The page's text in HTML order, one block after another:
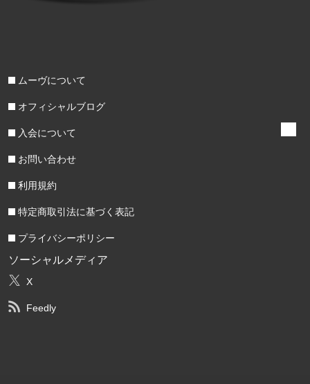
ムーヴについて
オフィシャルブログ
入会について
お問い合わせ
利用規約
特定商取引法に基づく表記
プライバシーポリシー
ソーシャルメディア
X
Feedly